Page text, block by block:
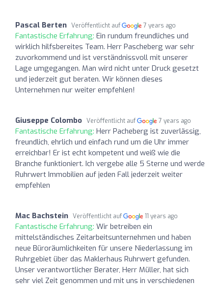
Pascal Berten Veröffentlicht auf 7 years ago
Fantastische Erfahrung: Ein rundum freundliches und
wirklich hilfsbereites Team. Herr Pascheberg war sehr
zuvorkommend und ist verständnissvoll mit unserer
Lage umgegangen. Man wird nicht unter Druck gesetzt
und jederzeit gut beraten. Wir können dieses
Unternehmen nur weiter empfehlen!
Giuseppe Colombo Veröffentlicht auf 7 years ago
Fantastische Erfahrung: Herr Pacheberg ist zuverlässig,
freundlich, ehrlich und einfach rund um die Uhr immer
erreichbar! Er ist echt kompetent und weiß wie die
Branche funktioniert. Ich vergebe alle 5 Sterne und werde
Ruhrwert Immobilien auf jeden Fall jederzeit weiter
empfehlen
Mac Bachstein Veröffentlicht auf 11 years ago
Fantastische Erfahrung: Wir betreiben ein
mittelständisches Zeitarbeitsunternehmen und haben
neue Büroräumlichkeiten für unsere Niederlassung im
Ruhrgebiet über das Maklerhaus Ruhrwert gefunden.
Unser verantwortlicher Berater, Herr Müller, hat sich
sehr viel Zeit genommen und mit uns in verschiedenen